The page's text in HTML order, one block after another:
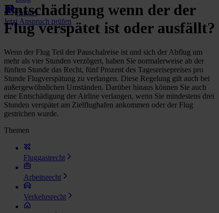
Partner
Jetzt Anspruch prüfen
Entschädigung wenn der der
Flug verspätet ist oder ausfällt?
Wenn der Flug Teil der Pauschalreise ist und sich der Abflug um
mehr als vier Stunden verzögert, haben Sie normalerweise ab der
fünften Stunde das Recht, fünf Prozent des Tagesreisepreises pro
Stunde Flugverspätung zu verlangen. Diese Regelung gilt auch bei
außergewöhnlichen Umständen. Darüber hinaus können Sie auch
eine Entschädigung der Airline verlangen, wenn Sie mindestens drei
Stunden verspätet am Zielflughafen ankommen oder der Flug
gestrichen wurde.
Themen
Fluggastrecht
Arbeitsrecht
Verkehrsrecht